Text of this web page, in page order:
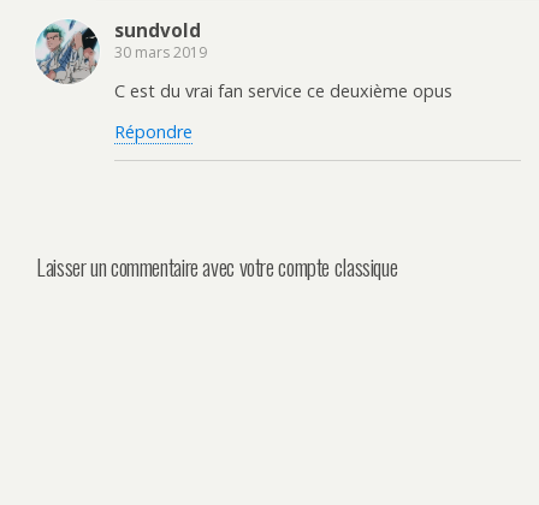
sundvold
30 mars 2019
C est du vrai fan service ce deuxième opus
Répondre
Laisser un commentaire avec votre compte classique